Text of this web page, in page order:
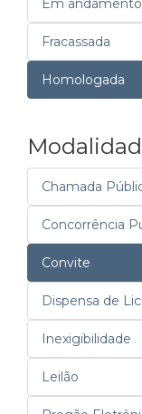
Em andamento
Fracassada
Homologada
Chamada
Concorrência
Convite
Dispensa de
Inexigibilidade
Leilão